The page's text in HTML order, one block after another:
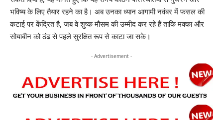
भविष्य के लिए तैयार रहने का है। अब उनका ध्यान आगामी नवंबर में फसल की
कटाई पर केंद्रित है, जब वे शुष्क मौसम की उम्मीद कर रहे हैं ताकि मक्का और
सोयाबीन को ठंढ से पहले सुरक्षित रूप से काटा जा सके।
- Advertisement -